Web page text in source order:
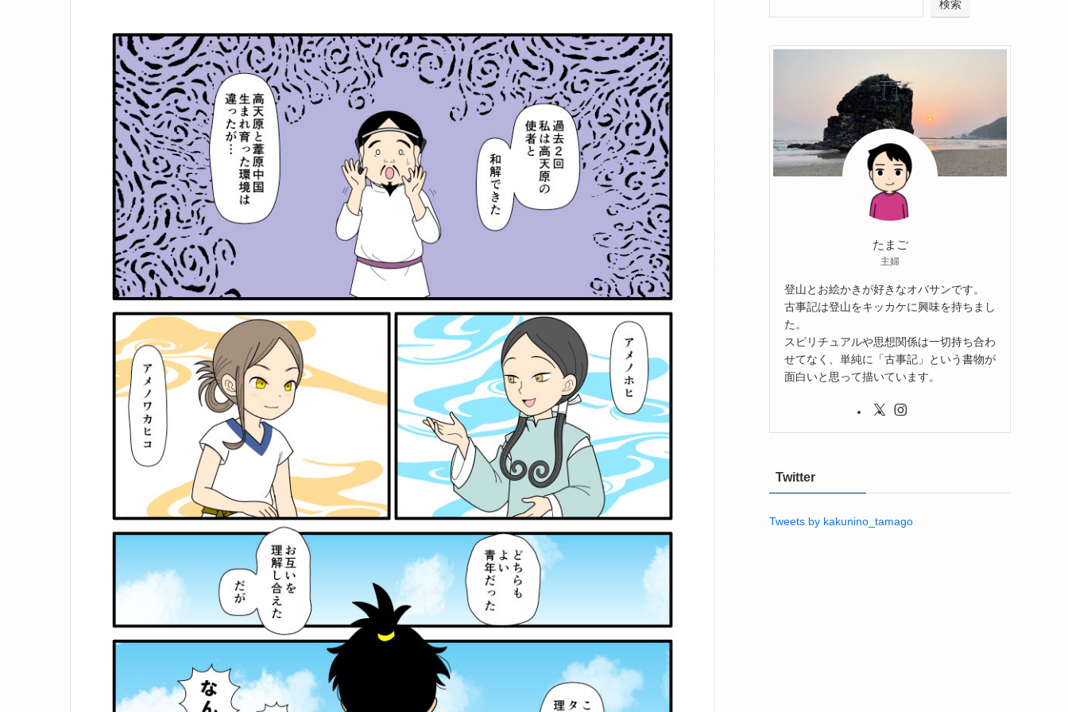
検索
たまご
主婦
登山とお絵かきが好きなオバサンです。
古事記は登山をキッカケに興味を持ちまし
た。
スピリチュアルや思想関係は一切持ち合わ
せてなく、単純に「古事記」という書物が
面白いと思って描いています。
Twitter
Tweets by kakunino_tamago